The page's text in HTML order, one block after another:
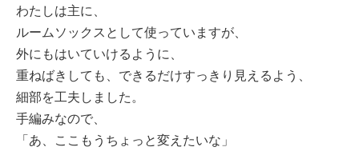
わたしは主に、
ルームソックスとして使っていますが、
外にもはいていけるように、
重ねばきしても、できるだけすっきり見えるよう、
細部を工夫しました。
手編みなので、
「あ、ここもうちょっと変えたいな」